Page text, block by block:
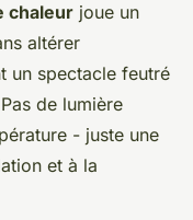
chaleur joue un
altérer
un spectacle feutré
de lumière
- juste une
et à la